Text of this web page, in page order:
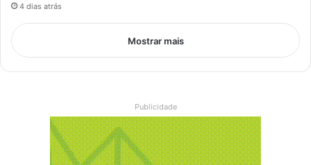
4 dias atrás
Mostrar mais
Publicidade